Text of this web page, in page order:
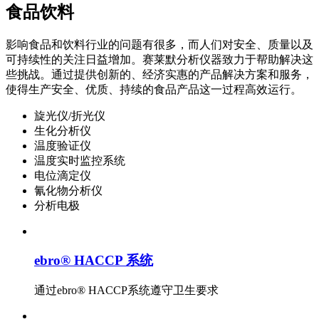
食品饮料
影响食品和饮料行业的问题有很多，而人们对安全、质量以及
可持续性的关注日益增加。赛莱默分析仪器致力于帮助解决这
些挑战。通过提供创新的、经济实惠的产品解决方案和服务，
使得生产安全、优质、持续的食品产品这一过程高效运行。
旋光仪/折光仪
生化分析仪
温度验证仪
温度实时监控系统
电位滴定仪
氰化物分析仪
分析电极
ebro® HACCP 系统
通过ebro® HACCP系统遵守卫生要求